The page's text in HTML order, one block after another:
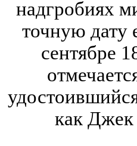
надгробиях
точную дату
сентябре
как Джек